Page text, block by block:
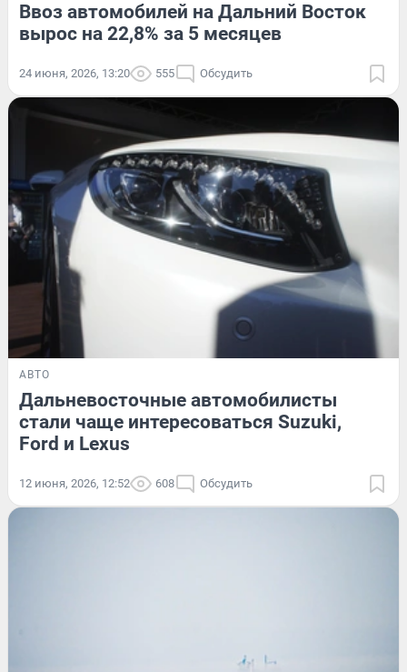
Ввоз автомобилей на Дальний Восток
вырос на 22,8% за 5 месяцев
24 июня, 2026, 13:20 555 Обсудить
АВТО
Дальневосточные автомобилисты
стали чаще интересоваться Suzuki,
Ford и Lexus
12 июня, 2026, 12:52 608 Обсудить